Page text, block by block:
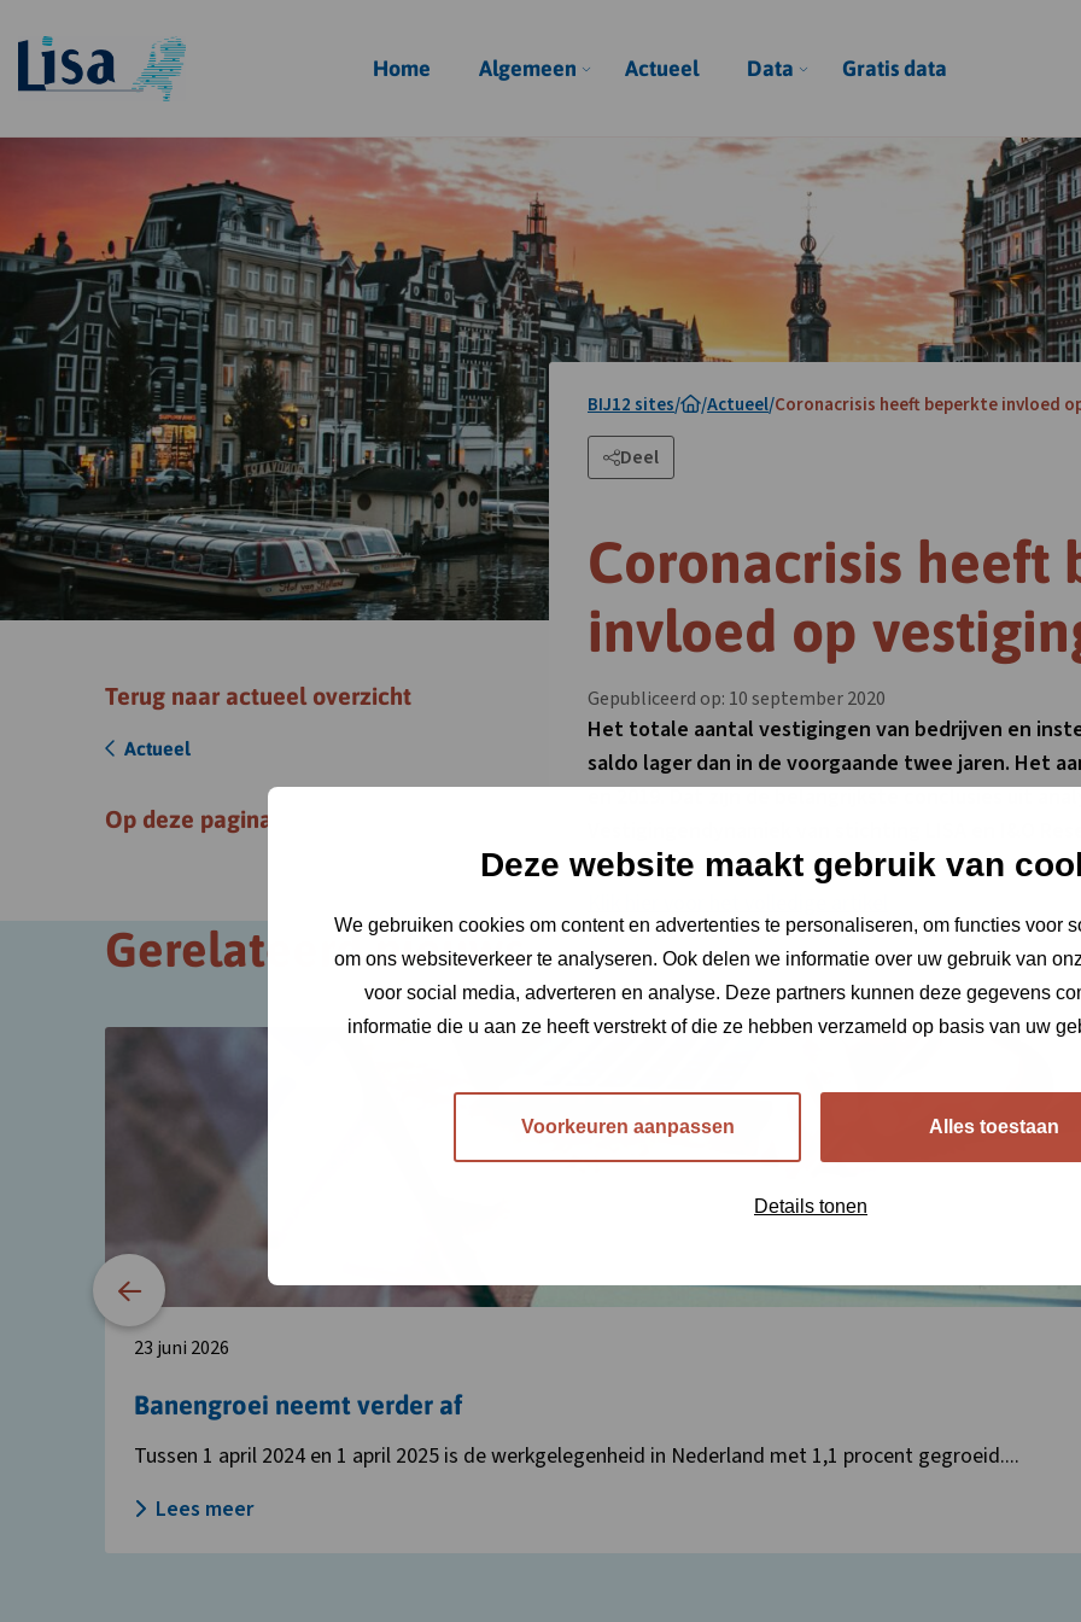
Deze website maakt gebruik van
We gebruiken cookies om content en advertenties te personaliseren, om functies voor
om ons websiteverkeer te analyseren. Ook delen we informatie over uw gebruik van
voor social media, adverteren en analyse. Deze partners kunnen deze gegevens
informatie die u aan ze heeft verstrekt of die ze hebben verzameld op basis van uw
Voorkeuren aanpassen Alles toestaan
Details tonen
Homepagina
Home Algemeen Actueel Data Gratis data
Terug naar actueel overzicht
Actueel
Op deze pagina
BIJ12 sites/ /Actueel/Coronacrisis heeft beperkte invloed
Deel
Coronacrisis heeft
invloed op
Gepubliceerd op: 10 september 2020
Het totale aantal vestigingen van bedrijven en
saldo lager dan in de voorgaande twee jaren. Het
en 2019. Dat zijn de belangrijkste conclusies uit
Gerelateerd nieuws
Banengroei neemt verder af
23 juni 2026
Tussen 1 april 2024 en 1 april 2025 is de werkgelegenheid in Nederland met 1,1 procent gegroeid....
Lees meer